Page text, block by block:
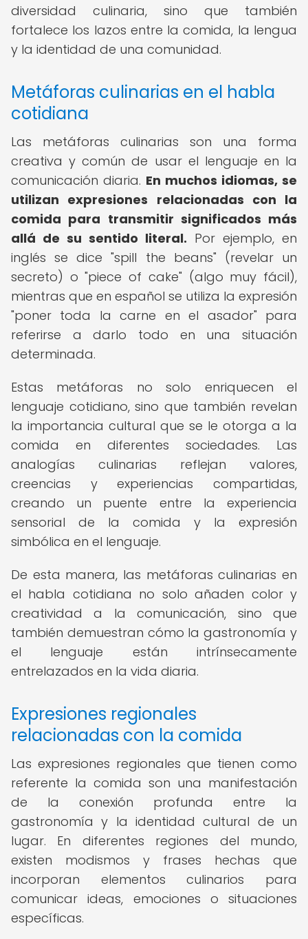
diversidad culinaria, sino que también
fortalece los lazos entre la comida, la lengua
y la identidad de una comunidad.
Metáforas culinarias en el habla
cotidiana
Las metáforas culinarias son una forma
creativa y común de usar el lenguaje en la
comunicación diaria. En muchos idiomas, se
utilizan expresiones relacionadas con la
comida para transmitir significados más
allá de su sentido literal. Por ejemplo, en
inglés se dice "spill the beans" (revelar un
secreto) o "piece of cake" (algo muy fácil),
mientras que en español se utiliza la expresión
"poner toda la carne en el asador" para
referirse a darlo todo en una situación
determinada.
Estas metáforas no solo enriquecen el
lenguaje cotidiano, sino que también revelan
la importancia cultural que se le otorga a la
comida en diferentes sociedades. Las
analogías culinarias reflejan valores,
creencias y experiencias compartidas,
creando un puente entre la experiencia
sensorial de la comida y la expresión
simbólica en el lenguaje.
De esta manera, las metáforas culinarias en
el habla cotidiana no solo añaden color y
creatividad a la comunicación, sino que
también demuestran cómo la gastronomía y
el lenguaje están intrínsecamente
entrelazados en la vida diaria.
Expresiones regionales
relacionadas con la comida
Las expresiones regionales que tienen como
referente la comida son una manifestación
de la conexión profunda entre la
gastronomía y la identidad cultural de un
lugar. En diferentes regiones del mundo,
existen modismos y frases hechas que
incorporan elementos culinarios para
comunicar ideas, emociones o situaciones
específicas.